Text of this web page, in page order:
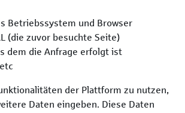
Betriebssystem und Browser
(die zuvor besuchte Seite)
dem die Anfrage erfolgt ist
der Plattform zu nutzen,
Daten eingeben. Diese Daten